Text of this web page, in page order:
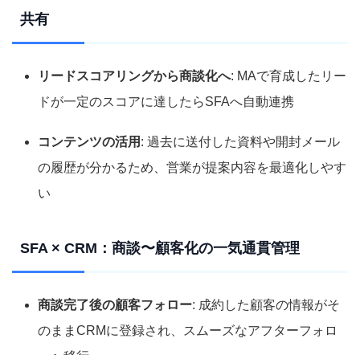
共有
リードスコアリングから商談化へ: MAで育成したリー
ドが一定のスコアに達したらSFAへ自動連携
コンテンツの活用 : 過去に送付した資料や開封メール
の履歴が分かるため、営業が提案内容を最適化しやす
い
SFA × CRM：商談〜顧客化の一気通貫管理
商談完了後の顧客フォロー: 成約した顧客の情報がそ
のままCRMに登録され、スムーズなアフターフォロ